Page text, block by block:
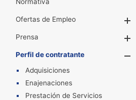
Ofertas de Empleo
Prensa
Perfil de contratante
Adquisiciones
Enajenaciones
Prestación de Servicios